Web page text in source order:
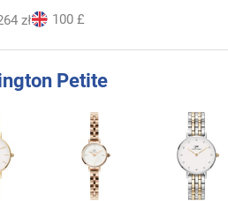
zł 100 £
Petite